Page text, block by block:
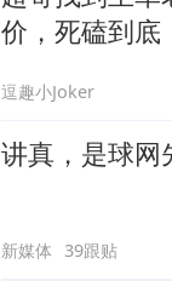
价，死磕到底
逗趣小Joker
讲真，是球网
新媒体 39跟贴